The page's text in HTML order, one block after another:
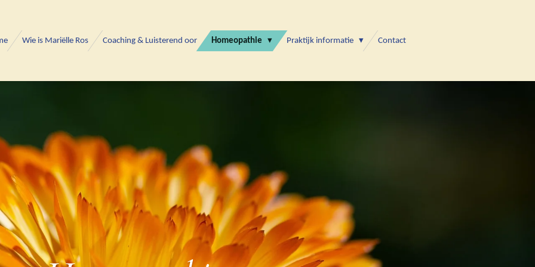
Wie is Mariëlle Ros Coaching & Luisterend oor Homeopathie Praktijk informatie Contact